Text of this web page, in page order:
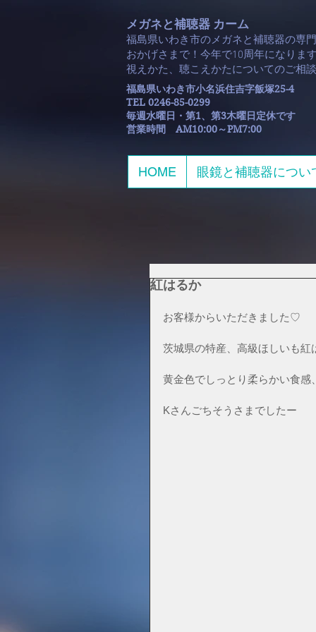
メガネと補聴器 カーム
福島県いわき市のメガネと補聴器の専
おかげさまで！今年で10周年になりま
視えかた、聴こえかたについてのご相
HOME 眼鏡と補聴器につい
福島県いわき市小名浜住吉字飯塚25-4
TEL 0246-85-0299
毎週水曜日・第1、第3木曜日定休です
​営業時間 AM10:00～PM7:00
紅はるか
お客様からいただきました♡
茨城県の特産、高級ほしいも
黄金色でしっとり柔らかい食感
Kさんごちそうさまでしたー